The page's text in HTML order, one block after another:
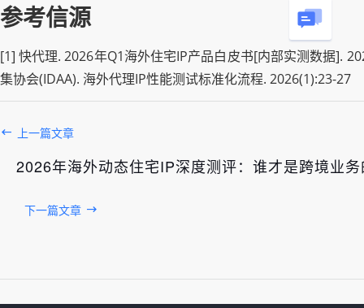
参考信源
[1] 快代理. 2026年Q1海外住宅IP产品白皮书[内部实测数据].
集协会(IDAA). 海外代理IP性能测试标准化流程. 2026(1):23-27
上一篇文章
2026年海外动态住宅IP深度测评：谁才是跨境业
下一篇文章